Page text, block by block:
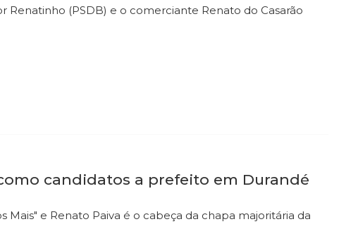
Renatinho (PSDB) e o comerciante Renato do Casarão
candidatos a prefeito em Durandé
e Renato Paiva é o cabeça da chapa majoritária da